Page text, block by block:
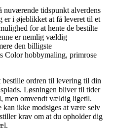
nuværende tidspunkt alverdens
i øjeblikket at få leveret til et
for at hente de bestilte
er nemlig vældig
den billigste
Color hobbymaling, primrose
ordren til levering til din
Løsningen bliver til tider
men omvendt vældig ligetil.
kan ikke modsiges at være selv
krav om at du opholder dig